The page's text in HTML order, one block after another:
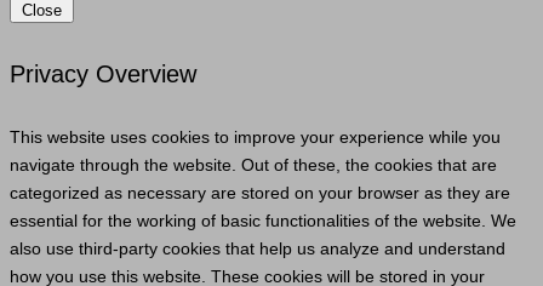
Close
Privacy Overview
This website uses cookies to improve your experience while you
navigate through the website. Out of these, the cookies that are
categorized as necessary are stored on your browser as they are
essential for the working of basic functionalities of the website. We
also use third-party cookies that help us analyze and understand
how you use this website. These cookies will be stored in your